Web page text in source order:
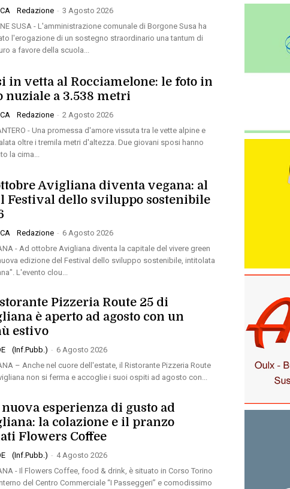
Redazione - 3 Agosto 2026
SUSA - L'amministrazione comunale di Borgone Susa ha
l'erogazione di un sostegno straordinario una tantum di
a favore della scuola...
in vetta al Rocciamelone: le foto in
nuziale a 3.538 metri
Redazione - 2 Agosto 2026
- Una promessa d'amore vissuta tra le vette alpine e
oltre i tremila metri d'altezza. Due giovani sposi hanno
la cima...
Avigliana diventa vegana: al
Festival dello sviluppo sostenibile
Redazione - 6 Agosto 2026
- Ad ottobre Avigliana diventa la capitale del vivere green
edizione del Festival dello sviluppo sostenibile, intitolata
L'evento clou...
Pizzeria Route 25 di
è aperto ad agosto con un
estivo
(Inf.Pubb.) - 6 Agosto 2026
– Anche nel cuore dell'estate, il Ristorante Pizzeria Route
non si ferma e accoglie i suoi ospiti ad agosto con...
esperienza di gusto ad
la colazione e il pranzo
Flowers Coffee
(Inf.Pubb.) - 4 Agosto 2026
- Il Flowers Coffee, food & drink, è situato in Corso Torino
del Centro Commerciale “I Passeggeri” e comodissimo